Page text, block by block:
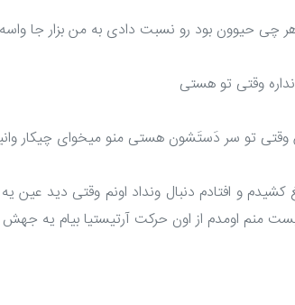
چی حیوون بود رو نسبت دادی به من بزار جا
وقتی تو هستی
وقتی تو سر دَستَشون هستی منو میخوای چیکار
و افتادم دنبال ونداد اونم وقتی دید عین
منم اومدم از اون حرکت آرتیستیا بیام یه